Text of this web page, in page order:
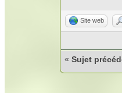
Site web
« Sujet